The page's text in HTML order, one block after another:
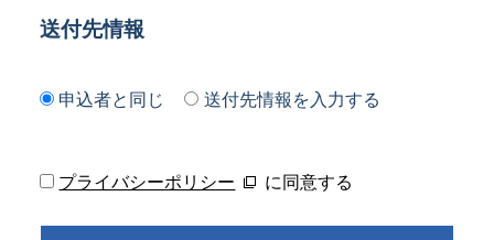
送付先情報
申込者と同じ 送付先情報を入力する
プライバシーポリシー に同意する